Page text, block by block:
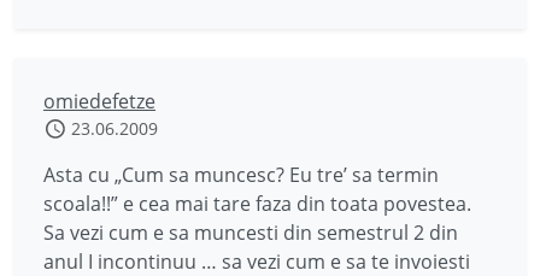
omiedefetze
23.06.2009
Asta cu „Cum sa muncesc? Eu tre’ sa termin
scoala!!” e cea mai tare faza din toata povestea.
Sa vezi cum e sa muncesti din semestrul 2 din
anul I incontinuu … sa vezi cum e sa te invoiesti